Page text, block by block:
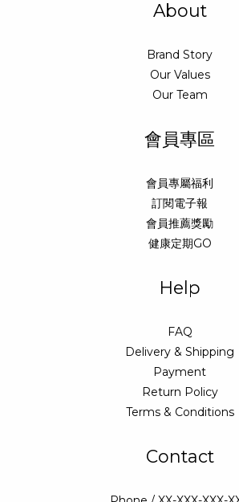
About
Brand Story
Our Values
Our Team
會員專區
會員專屬福利
訂閱電子報
會員推薦獎勵
健康定期GO
Help
FAQ
Delivery & Shipping
Payment
Return Policy
Terms & Conditions
Contact